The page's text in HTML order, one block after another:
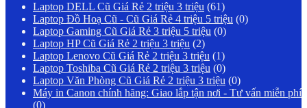
Laptop DELL Cũ Giá Rẻ 2 triệu 3 triệu (61)
Laptop Đồ Hoạ Cũ - Cũ Giá Rẻ 4 triệu 5 triệu (0)
Laptop Gaming Cũ Giá Rẻ 3 triệu 5 triệu (0)
Laptop HP Cũ Giá Rẻ 2 triệu 3 triệu (2)
Laptop Lenovo Cũ Giá Rẻ 2 triệu 3 triệu (1)
Laptop Toshiba Cũ Giá Rẻ 2 triệu 3 triệu (0)
Laptop Văn Phòng Cũ Giá Rẻ 2 triệu 3 triệu (0)
Máy in Canon chính hãng: Giao lắp tận nơi - Tư vấn miễn phí
(0)